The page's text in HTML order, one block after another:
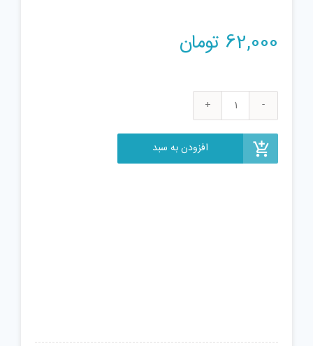
62,000 تومان
پازل
بعدی
افزودن به سبد